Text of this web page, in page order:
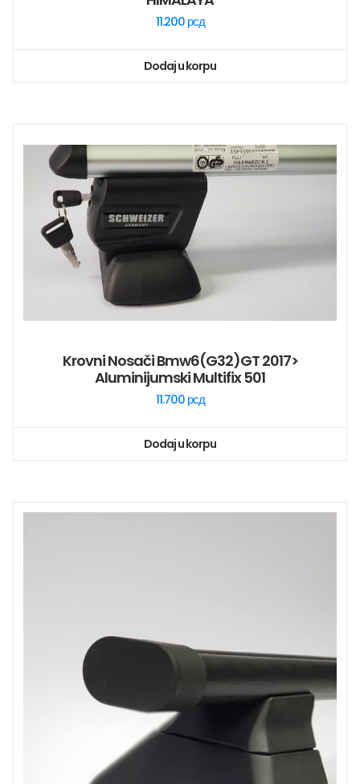
11.200 рсд
Dodaj u korpu
Krovni Nosači Bmw6(g32)GT 2017>
Aluminijumski Multifix 501
11.700 рсд
Dodaj u korpu